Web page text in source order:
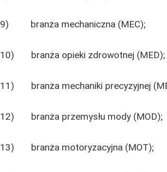
9) branża mechaniczna (MEC);
10) branża opieki zdrowotnej (MED);
11) branża mechaniki precyzyjnej
12) branża przemysłu mody (MOD);
13) branża motoryzacyjna (MOT);